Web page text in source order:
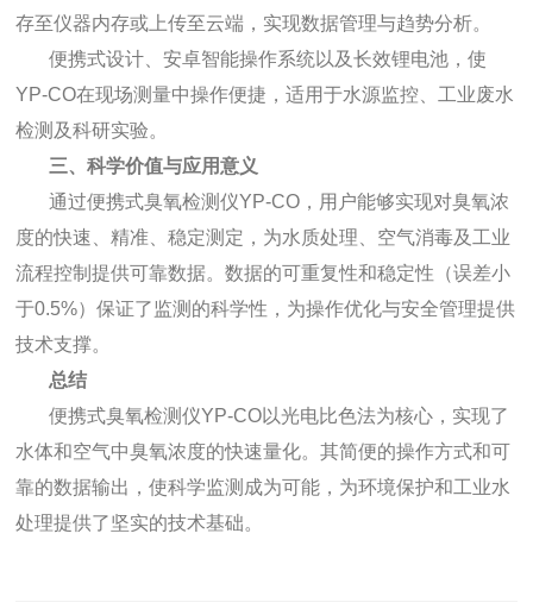
存至仪器内存或上传至云端，实现数据管理与趋势分析。
便携式设计、安卓智能操作系统以及长效锂电池，使
YP-CO在现场测量中操作便捷，适用于水源监控、工业废水
检测及科研实验。
三、科学价值与应用意义
通过便携式臭氧检测仪YP-CO，用户能够实现对臭氧浓
度的快速、精准、稳定测定，为水质处理、空气消毒及工业
流程控制提供可靠数据。数据的可重复性和稳定性（误差小
于0.5%）保证了监测的科学性，为操作优化与安全管理提供
技术支撑。
总结
便携式臭氧检测仪YP-CO以光电比色法为核心，实现了
水体和空气中臭氧浓度的快速量化。其简便的操作方式和可
靠的数据输出，使科学监测成为可能，为环境保护和工业水
处理提供了坚实的技术基础。